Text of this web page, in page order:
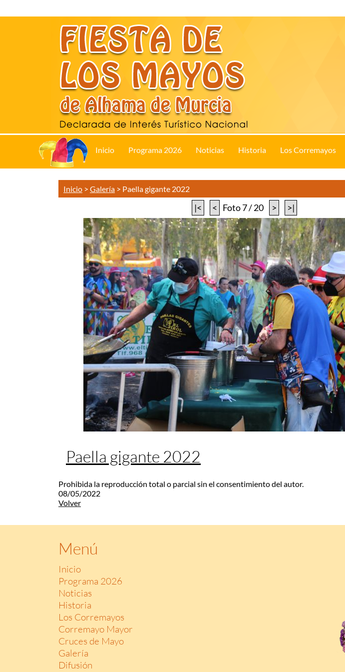
Inicio Programa 2026 Noticias Historia Los Corremayos
Inicio > Galería > Paella gigante 2022
|< < Foto 7 / 20 > >|
Paella gigante 2022
Prohibida la reproducción total o parcial sin el consentimiento del autor.
08/05/2022
Volver
Menú
Inicio
Programa 2026
Noticias
Historia
Los Corremayos
Corremayo Mayor
Cruces de Mayo
Galería
Difusión